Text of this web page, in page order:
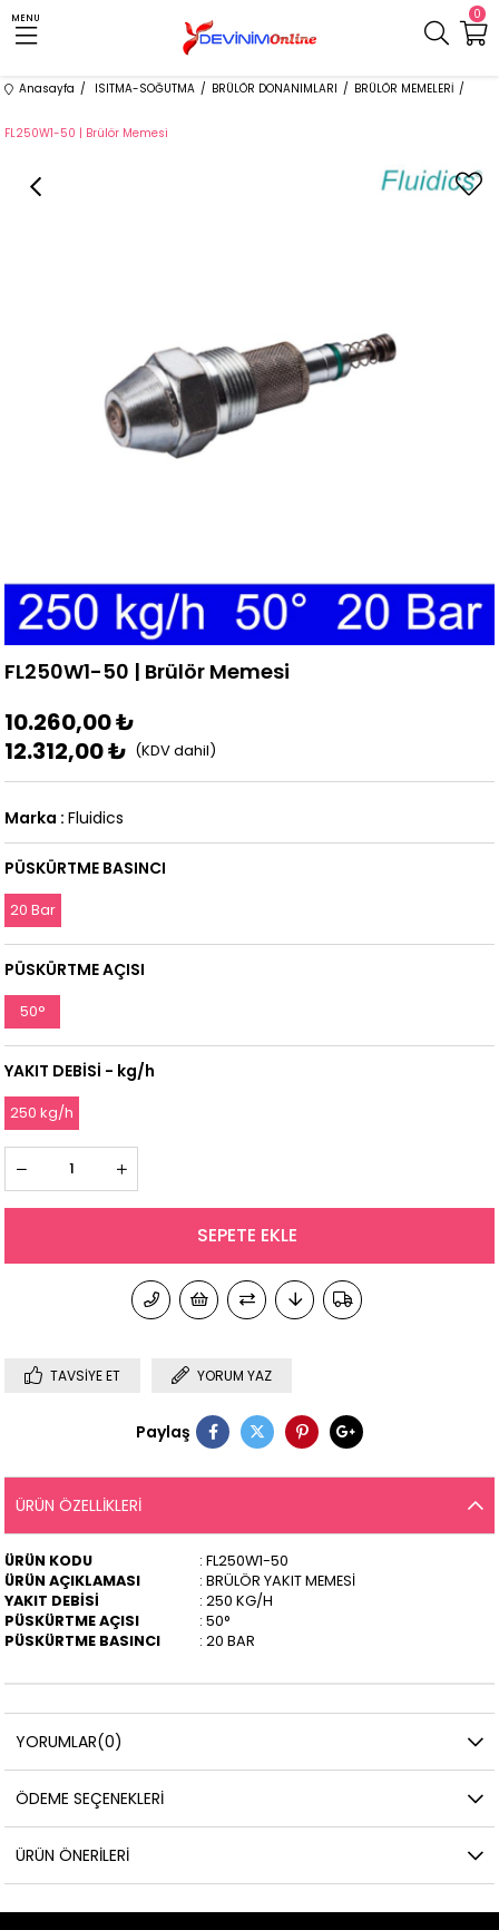
0
MENU
Anasayfa ISITMA-SOĞUTMA BRÜLÖR DONANIMLARI BRÜLÖR MEMELERİ
FL250W1-50 | Brülör Memesi
FL250W1-50 | Brülör Memesi
10.260,00 ₺
12.312,00 ₺
Marka : Fluidics
PÜSKÜRTME BASINCI
20 Bar
PÜSKÜRTME AÇISI
50°
YAKIT DEBİSİ - kg/h
250 kg/h
TAVSIYE ET YORUM YAZ
Paylaş
ÜRÜN ÖZELLIKLERI
ÜRÜN KODU
: FL250W1-50
ÜRÜN AÇIKLAMASI
: BRÜLÖR YAKIT MEMESİ
YAKIT DEBİSİ
: 250 KG/H
PÜSKÜRTME AÇISI
: 50°
PÜSKÜRTME BASINCI
: 20 BAR
YORUMLAR(0)
ÖDEME SEÇENEKLERI
ÜRÜN ÖNERILERI